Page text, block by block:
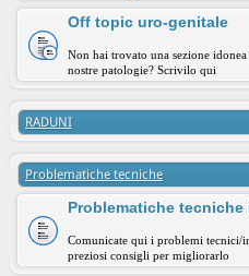
Off topic uro-genitale
Non hai trovato una sezione
nostre patologie? Scrivilo qui
RADUNI
Problematiche tecniche
Problematiche
Comunicate qui i problemi
preziosi consigli per migliorarlo